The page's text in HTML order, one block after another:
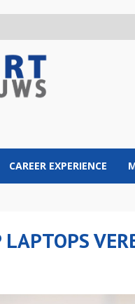
CAREER EXPERIENCE